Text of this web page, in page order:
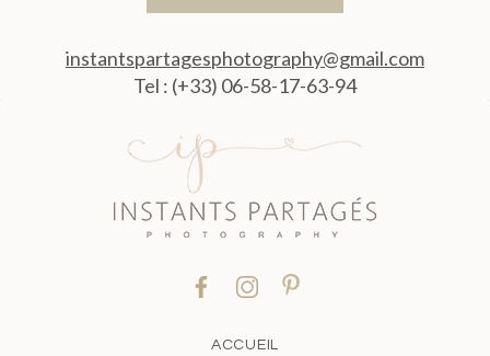
instantspartagesphotography@gmail.com
Tel : (+33) 06-58-17-63-94
ACCUEIL